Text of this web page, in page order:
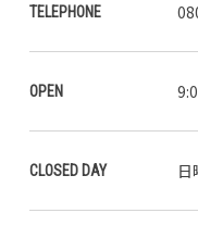
TELEPHONE
OPEN
CLOSED DAY 日